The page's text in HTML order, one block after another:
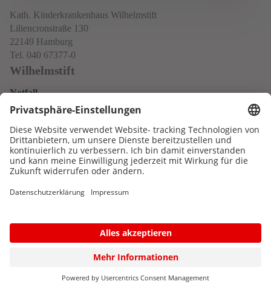
Kath. Kinderkrankenhaus Wilhelmstift
Liliencronstraße 130
22149 Hamburg
Tel. 040 67377-0
Wilhelmstift
Notfall
Datenschutz
Impressum
Neo
Service
Kontakt & Anfahrt